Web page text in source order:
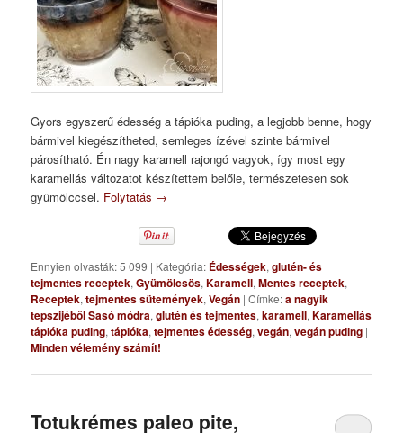
Gyors egyszerű édesség a tápióka puding, a legjobb benne, hogy
bármivel kiegészítheted, semleges ízével szinte bármivel
párosítható. Én nagy karamell rajongó vagyok, így most egy
karamellás változatot készítettem belőle, természetesen sok
gyümölccsel. Folytatás →
Ennyien olvasták: 5 099 | Kategória: Édességek,glutén- és
tejmentes receptek,Gyümölcsös,Karamell,Mentes receptek,
Receptek,tejmentes sütemények,Vegán |Címke:a nagyik
tepszijéből Sasó módra,glutén és tejmentes,karamell,Karamellás
tápióka puding,tápióka,tejmentes édesség,vegán,vegán puding |
Minden vélemény számít!
Totukrémes paleo pite,